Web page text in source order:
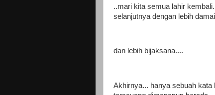
..mari kita semua lahir
selanjutnya dengan lebih
dan lebih bijaksana....
Akhirnya... hanya sebuah